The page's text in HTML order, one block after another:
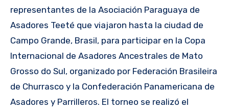
representantes de la Asociación Paraguaya de
Asadores Teeté que viajaron hasta la ciudad de
Campo Grande, Brasil, para participar en la Copa
Internacional de Asadores Ancestrales de Mato
Grosso do Sul, organizado por Federación Brasileira
de Churrasco y la Confederación Panamericana de
Asadores y Parrilleros. El torneo se realizó el